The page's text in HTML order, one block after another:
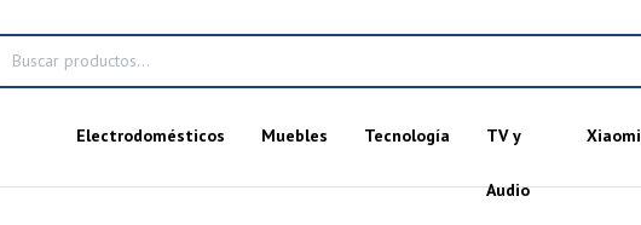
Electrodomésticos Muebles Tecnología TV y
Audio
Xiaomi